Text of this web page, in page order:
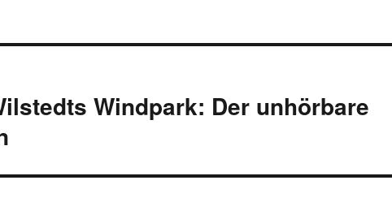
Windpark: Der unhörbare